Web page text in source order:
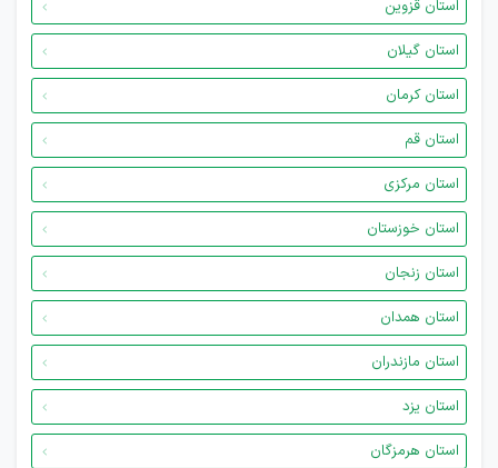
استان قزوین
استان گیلان
استان کرمان
استان قم
استان مرکزی
استان خوزستان
استان زنجان
استان همدان
استان مازندران
استان یزد
استان هرمزگان